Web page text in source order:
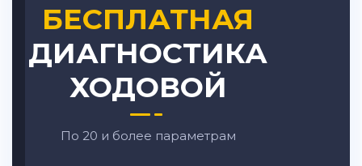
БЕСПЛАТНАЯ
ДИАГНОСТИКА
ХОДОВОЙ
По 20 и более параметрам